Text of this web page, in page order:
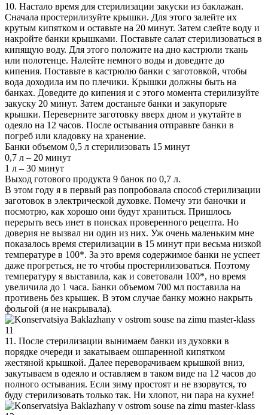
10. Настало время для стерилизации закуски из баклажан.
Сначала простерилизуйте крышки. Для этого залейте их
крутым кипятком и оставьте на 20 минут. Затем слейте воду и
накройте банки крышками. Поставьте салат стерилизоваться в
кипящую воду. Для этого положите на дно кастрюли ткань
или полотенце. Налейте немного воды и доведите до
кипения. Поставьте в кастрюлю банки с заготовкой, чтобы
вода доходила им по плечики. Крышки должны быть на
банках. Доведите до кипения и с этого момента стерилизуйте
закуску 20 минут. Затем достаньте банки и закупорьте
крышки. Переверните заготовку вверх дном и укутайте в
одеяло на 12 часов. После остывания отправьте банки в
погреб или кладовку на хранение.
Банки объемом 0,5 л стерилизовать 15 минут
0,7 л – 20 минут
1 л – 30 минут
Выход готового продукта 9 банок по 0,7 л.
В этом году я в первый раз попробовала способ стерилизации
заготовок в электрической духовке. Помечу эти баночки и
посмотрю, как хорошо они будут храниться. Пришлось
перерыть весь инет в поисках проверенного рецепта. Но
доверия не вызвал ни один из них. Уж очень маленьким мне
показалось время стерилизации в 15 минут при весьма низкой
температуре в 100*. За это время содержимое банки не успеет
даже прогреться, не то чтобы простерилизоваться. Поэтому
температуру я выставила, как и советовали 100*, но время
увеличила до 1 часа. Банки объемом 700 мл поставила на
противень без крышек. В этом случае банку можно накрыть
фольгой (я не накрывала).
11. После стерилизации вынимаем банки из духовки в
порядке очереди и закатываем ошпаренной кипятком
жестяной крышкой. Далее переворачиваем крышкой вниз,
закутываем в одеяло и оставляем в таком виде на 12 часов до
полного остывания. Если зиму простоят и не взорвутся, то
буду стерилизовать только так. Ни хлопот, ни пара на кухне!